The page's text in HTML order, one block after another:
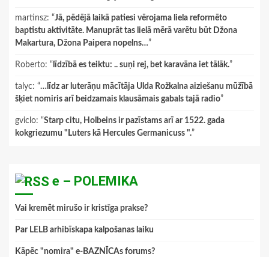
martinsz: “Jā, pēdējā laikā patiesi vērojama liela reformēto
baptistu aktivitāte. Manuprāt tas lielā mērā varētu būt Džona
Makartura, Džona Paipera nopelns…”
Roberto: “ līdzībā es teiktu: .. suņi rej, bet karavāna iet tālāk.”
talyc: “…līdz ar luterāņu mācītāja Ulda Rožkalna aiziešanu mūžībā
šķiet nomiris arī beidzamais klausāmais gabals tajā radio”
gviclo: “Starp citu, Holbeins ir pazīstams arī ar 1522. gada
kokgriezumu "Luters kā Hercules Germanicuss ".”
e – POLEMIKA
Vai kremēt mirušo ir kristīga prakse?
Par LELB arhibīskapa kalpošanas laiku
Kāpēc "nomira" e-BAZNĪCAs forums?